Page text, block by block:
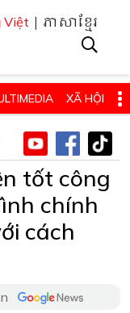
Việt | ភាសាខ្មែរ
XÃ HỘI
NGHỆ
KHỎE VÀ ĐỜI SỐNG
ĐỀ
TIN CẦN BIẾT
tốt công
chính
cách